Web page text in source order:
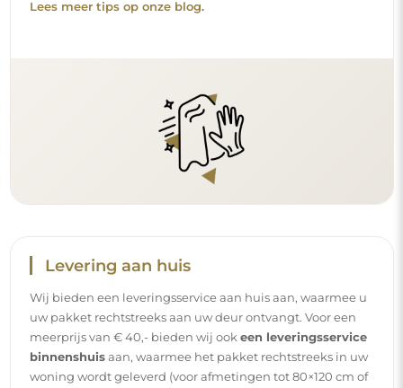
Lees meer tips op onze blog.
Levering aan huis
Wij bieden een leveringsservice aan huis aan, waarmee u
uw pakket rechtstreeks aan uw deur ontvangt. Voor een
meerprijs van € 40,- bieden wij ook een leveringsservice
binnenshuisaan, waarmee het pakket rechtstreeks in uw
woning wordt geleverd (voor afmetingen tot 80×120 cm of